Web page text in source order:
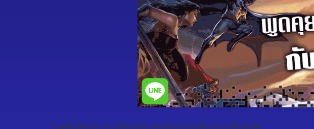
เกมส์ESports ข่าวอีสปอร์ต esports เจาะลึกวงการอีสปอร์ต